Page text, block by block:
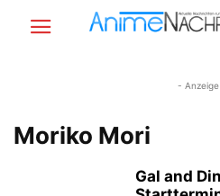
-
Moriko Mori
Gal and